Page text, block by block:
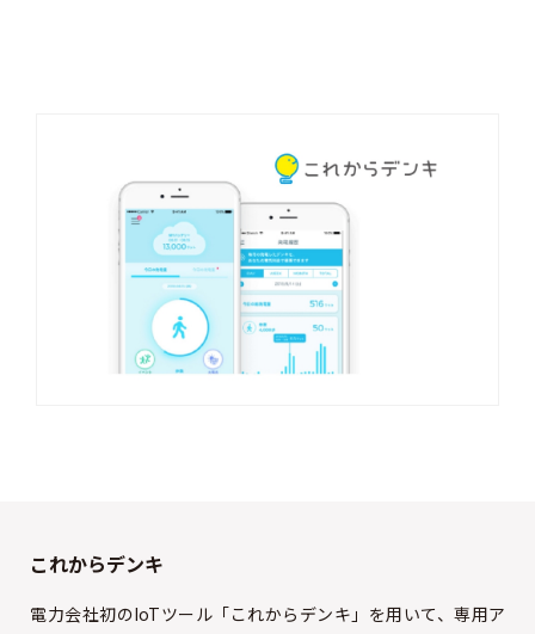
これからデンキ
電力会社初のIoTツール「これからデンキ」を用いて、専用ア